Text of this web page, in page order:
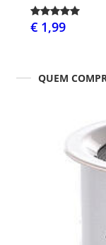
€ 1,99
QUEM